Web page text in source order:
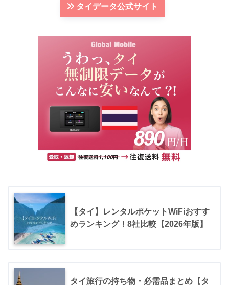
タイデータ公式サイト
【タイ】レンタルポケットWiFiおすす
めランキング！8社比較【2026年版】
タイ旅行の持ち物・必需品まとめ【タ